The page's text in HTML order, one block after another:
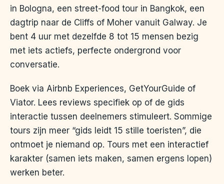
in Bologna, een street-food tour in Bangkok, een
dagtrip naar de Cliffs of Moher vanuit Galway. Je
bent 4 uur met dezelfde 8 tot 15 mensen bezig
met iets actiefs, perfecte ondergrond voor
conversatie.
Boek via Airbnb Experiences, GetYourGuide of
Viator. Lees reviews specifiek op of de gids
interactie tussen deelnemers stimuleert. Sommige
tours zijn meer “gids leidt 15 stille toeristen”, die
ontmoet je niemand op. Tours met een interactief
karakter (samen iets maken, samen ergens lopen)
werken beter.